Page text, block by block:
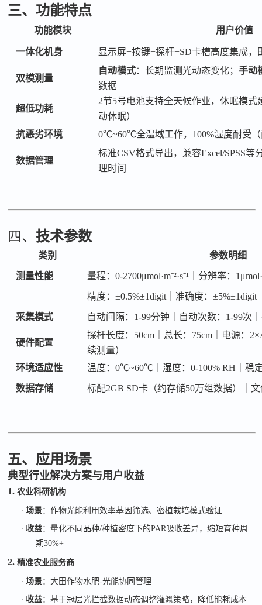
三、功能特点
功能模块 用户价值
一体化机身 显示屏+按键+探杆+SD卡槽高度集成，
双模测量
自动模式：长期监测光动态变化；手动
数据
超低功耗
2节5号电池支持全天候作业，休眠模式
动休眠）
抗恶劣环境
0℃~60℃全温域工作，100%湿度耐受
数据管理
标准CSV格式导出，兼容Excel/SPSS等
理时间
四、 技术参数
类别 参数明细
测量性能 量程：0-2700μmol·m⁻²·s⁻¹｜分辨率：
精度：±0.5%±1digit｜准确度：
采集模式 自动间隔： 1-99分钟｜自动次数：1-99次
硬件配置
探杆长度： 50cm｜总长：75cm｜电源：
续测量）
环境适应性
温度：0℃~60℃｜湿度：0-100% RH｜稳
数据存储 标配2GB SD卡（约存储50万组数据）｜
五、应用场景
典型行业解决方案与用户收益
1.农业科研机构
·场景：作物光能利用效率基因筛选、密植栽培模式验证
· 收益：量化不同品种/种植密度下的PAR吸收差异，缩短育种周
期30%+
2.精准农业服务商
·场景：大田作物水肥-光能协同管理
· 收益：基于冠层光拦截数据动态调整灌溉策略，降低能耗成本